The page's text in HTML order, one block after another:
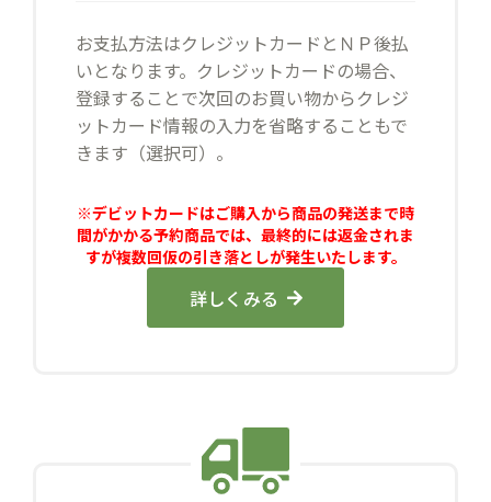
お支払方法はクレジットカードとＮＰ後払
いとなります。クレジットカードの場合、
登録することで次回のお買い物からクレジ
ットカード情報の入力を省略することもで
きます（選択可）。
※デビットカードはご購入から商品の発送まで時
間がかかる予約商品では、最終的には返金されま
すが複数回仮の引き落としが発生いたします。
詳しくみる